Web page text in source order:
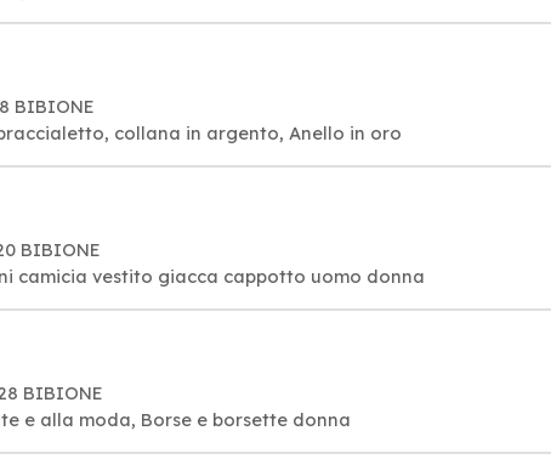
BIBIONE
collana in argento, Anello in oro
BIBIONE
camicia vestito giacca cappotto uomo donna
BIBIONE
e alla moda, Borse e borsette donna